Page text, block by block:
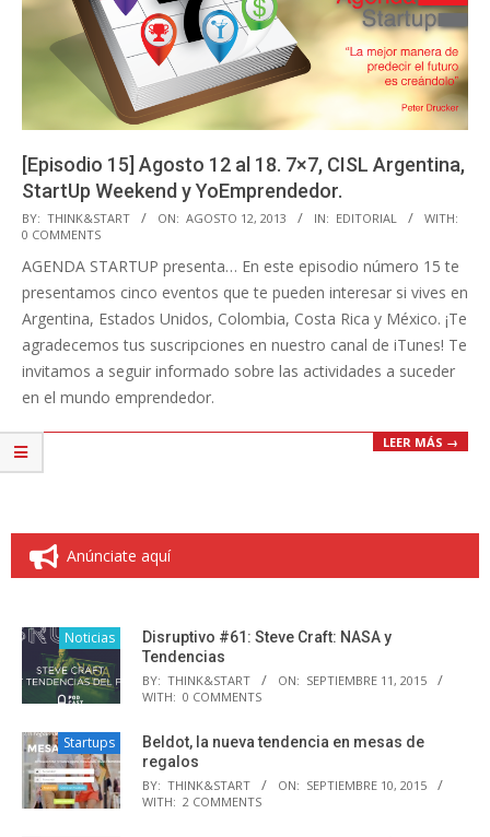
[Episodio 15] Agosto 12 al 18. 7×7, CISL Argentina,
StartUp Weekend y YoEmprendedor.
2013-
08-
12
BY: THINK&START ON: AGOSTO 12, 2013 IN: EDITORIAL
WITH:
0 COMMENTS
AGENDA STARTUP presenta… En este episodio número 15 te
presentamos cinco eventos que te pueden interesar si vives en
Argentina, Estados Unidos, Colombia, Costa Rica y México. ¡Te
agradecemos tus suscripciones en nuestro canal de iTunes! Te
invitamos a seguir informado sobre las actividades a suceder
en el mundo emprendedor.
LEER MÁS →
Anúnciate aquí
Noticias
Disruptivo #61: Steve Craft: NASA y
Tendencias
BY: THINK&START ON: SEPTIEMBRE 11, 2015
WITH: 0 COMMENTS
Startups
Beldot, la nueva tendencia en mesas de
regalos
BY: THINK&START ON: SEPTIEMBRE 10, 2015
WITH: 2 COMMENTS